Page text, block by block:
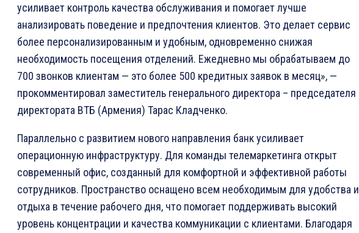
усиливает контроль качества обслуживания и помогает лучше
анализировать поведение и предпочтения клиентов. Это делает сервис
более персонализированным и удобным, одновременно снижая
необходимость посещения отделений. Ежедневно мы обрабатываем до
700 звонков клиентам — это более 500 кредитных заявок в месяц», —
прокомментировал заместитель генерального директора – председателя
директората ВТБ (Армения) Тарас Кладченко.
Параллельно с развитием нового направления банк усиливает
операционную инфраструктуру. Для команды телемаркетинга открыт
современный офис, созданный для комфортной и эффективной работы
сотрудников. Пространство оснащено всем необходимым для удобства и
отдыха в течение рабочего дня, что помогает поддерживать высокий
уровень концентрации и качества коммуникации с клиентами. Благодаря